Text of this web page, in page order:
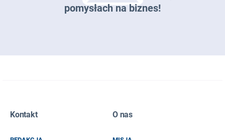
pomysłach na biznes!
EMAIL
Kontakt O nas